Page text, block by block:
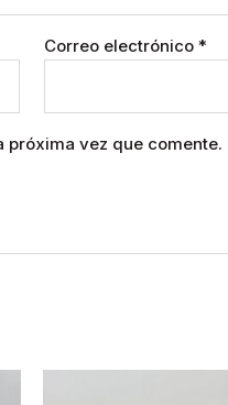
Correo electrónico*
próxima vez que comente.